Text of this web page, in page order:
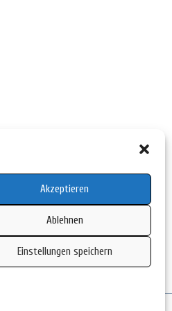
Akzeptieren
Ablehnen
Einstellungen speichern